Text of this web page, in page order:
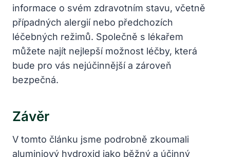
informace o svém zdravotním stavu, včetně
případných alergií nebo předchozích
léčebných režimů. Společně s lékařem
můžete najít nejlepší možnost léčby, která
bude pro vás nejúčinnější a zároveň
bezpečná.
Závěr
V tomto článku jsme podrobně zkoumali
aluminiový hydroxid jako běžný a účinný